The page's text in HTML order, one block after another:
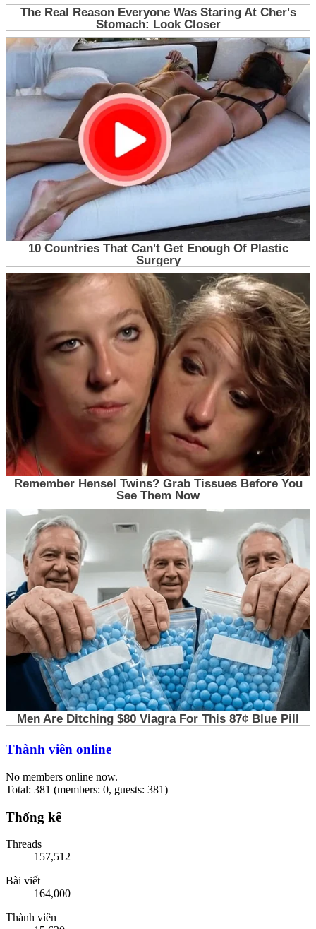
Thành viên online
No members online now.
Total: 381 (members: 0, guests: 381)
Thống kê
Threads
157,512
Bài viết
164,000
Thành viên